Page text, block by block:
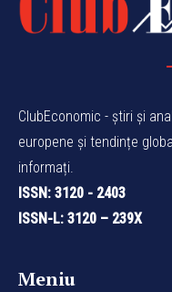
ClubEconomic - știri și
europene și tendințe
informați.
ISSN: 3120 - 2403
ISSN-L: 3120 – 239X
Meniu